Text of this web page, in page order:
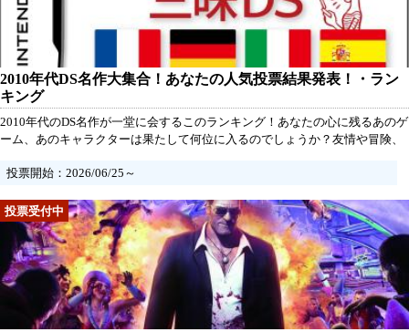
2010年代DS名作大集合！あなたの人気投票結果発表！・ラン
キング
2010年代のDS名作が一堂に会するこのランキング！あなたの心に残るあのゲ
ーム、あのキャラクターは果たして何位に入るのでしょうか？友情や冒険、
しよう！さあ、熱い思いを込めて投票して、この名作たちの歴史を一緒に作
投票開始：2026/06/25～